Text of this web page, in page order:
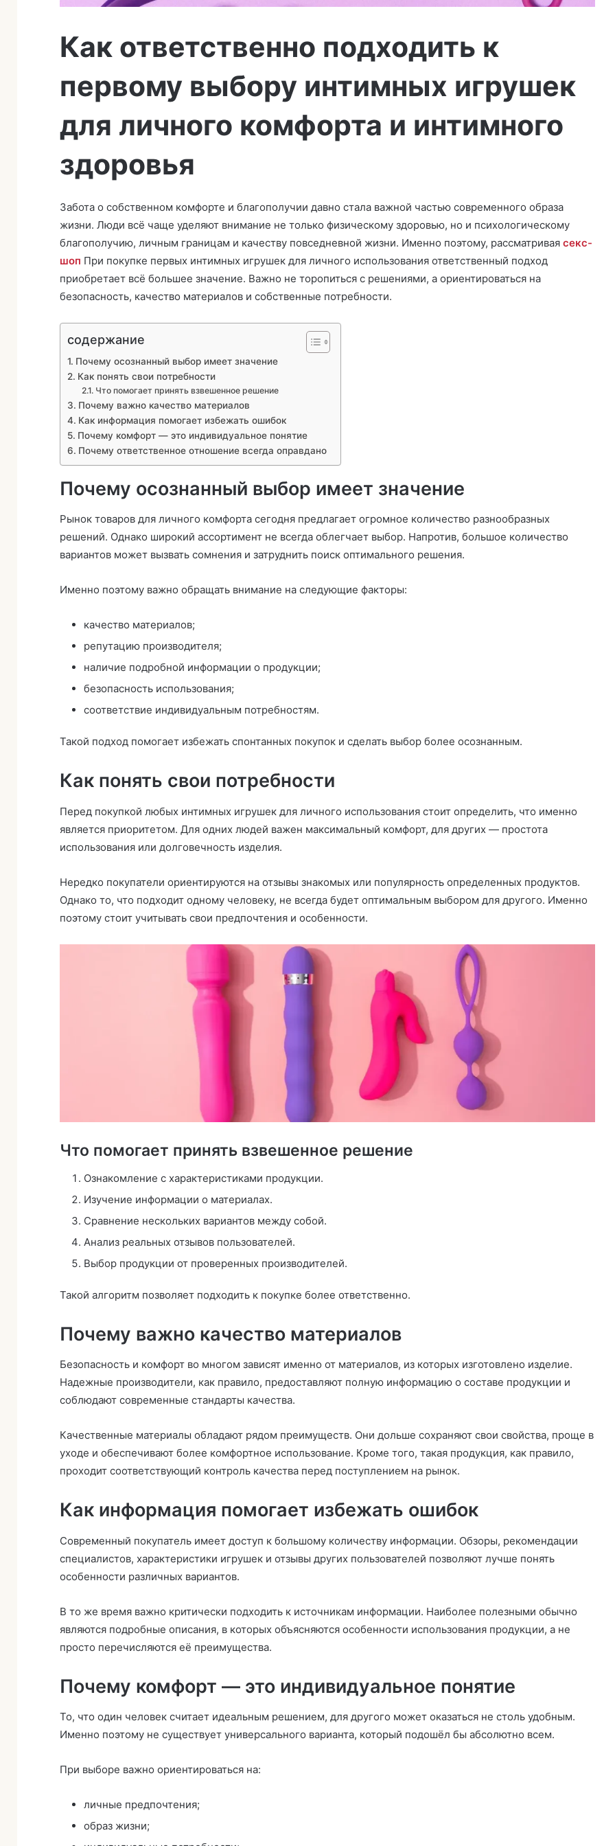
Как ответственно подходить к
первому выбору интимных игрушек
для личного комфорта и интимного
здоровья
Забота о собственном комфорте и благополучии давно стала важной частью современного образа
жизни. Люди всё чаще уделяют внимание не только физическому здоровью, но и психологическому
благополучию, личным границам и качеству повседневной жизни. Именно поэтому, рассматривая секс-
шоп При покупке первых интимных игрушек для личного использования ответственный подход
приобретает всё большее значение. Важно не торопиться с решениями, а ориентироваться на
безопасность, качество материалов и собственные потребности.
содержание
Почему осознанный выбор имеет значение
Как понять свои потребности
Что помогает принять взвешенное решение
Почему важно качество материалов
Как информация помогает избежать ошибок
Почему комфорт — это индивидуальное понятие
Почему ответственное отношение всегда оправдано
Почему осознанный выбор имеет значение
Рынок товаров для личного комфорта сегодня предлагает огромное количество разнообразных
решений. Однако широкий ассортимент не всегда облегчает выбор. Напротив, большое количество
вариантов может вызвать сомнения и затруднить поиск оптимального решения.
Именно поэтому важно обращать внимание на следующие факторы:
качество материалов;
репутацию производителя;
наличие подробной информации о продукции;
безопасность использования;
соответствие индивидуальным потребностям.
Такой подход помогает избежать спонтанных покупок и сделать выбор более осознанным.
Как понять свои потребности
Перед покупкой любых интимных игрушек для личного использования стоит определить, что именно
является приоритетом. Для одних людей важен максимальный комфорт, для других — простота
использования или долговечность изделия.
Нередко покупатели ориентируются на отзывы знакомых или популярность определенных продуктов.
Однако то, что подходит одному человеку, не всегда будет оптимальным выбором для другого. Именно
поэтому стоит учитывать свои предпочтения и особенности.
Что помогает принять взвешенное решение
Ознакомление с характеристиками продукции.
Изучение информации о материалах.
Сравнение нескольких вариантов между собой.
Анализ реальных отзывов пользователей.
Выбор продукции от проверенных производителей.
Такой алгоритм позволяет подходить к покупке более ответственно.
Почему важно качество материалов
Безопасность и комфорт во многом зависят именно от материалов, из которых изготовлено изделие.
Надежные производители, как правило, предоставляют полную информацию о составе продукции и
соблюдают современные стандарты качества.
Качественные материалы обладают рядом преимуществ. Они дольше сохраняют свои свойства, проще в
уходе и обеспечивают более комфортное использование. Кроме того, такая продукция, как правило,
проходит соответствующий контроль качества перед поступлением на рынок.
Как информация помогает избежать ошибок
Современный покупатель имеет доступ к большому количеству информации. Обзоры, рекомендации
специалистов, характеристики игрушек и отзывы других пользователей позволяют лучше понять
особенности различных вариантов.
В то же время важно критически подходить к источникам информации. Наиболее полезными обычно
являются подробные описания, в которых объясняются особенности использования продукции, а не
просто перечисляются её преимущества.
Почему комфорт — это индивидуальное понятие
То, что один человек считает идеальным решением, для другого может оказаться не столь удобным.
Именно поэтому не существует универсального варианта, который подошёл бы абсолютно всем.
При выборе важно ориентироваться на:
личные предпочтения;
образ жизни;